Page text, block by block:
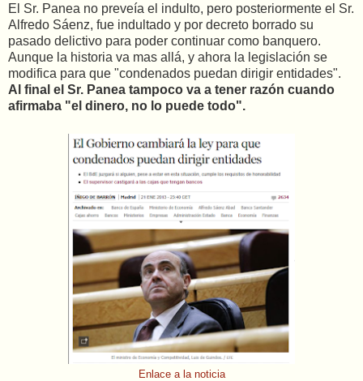
El Sr. Panea no preveía el indulto, pero posteriormente el Sr.
Alfredo Sáenz, fue indultado y por decreto borrado su
pasado delictivo para poder continuar como banquero.
Aunque la historia va mas allá, y ahora la legislación se
modifica para que "condenados puedan dirigir entidades".
Al final el Sr. Panea tampoco va a tener razón cuando
afirmaba "el dinero, no lo puede todo".
Enlace a la noticia